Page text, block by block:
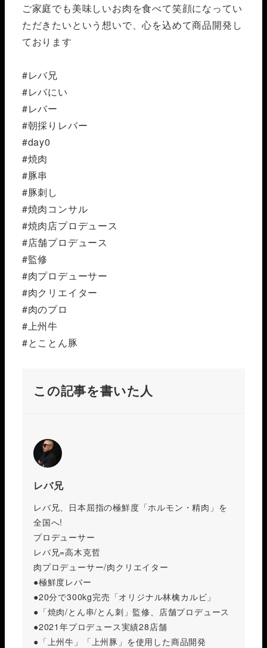
ご家庭でも美味しいお肉を食べて笑顔になってい
ただきたい️という想いで、心を込めて商品開発し
ております
#レバ兄
#レバにい
#レバー
#朝採りレバー
#day0
#焼肉
#豚串
#豚刺し
#焼肉コンサル
#焼肉店プロデュース
#店舗プロデュース
#監修
#肉プロデューサー
#肉クリエイター
#肉のプロ
#上州牛
#とことん豚
この記事を書いた人
レバ兄
レバ兄、日本屈指の極鮮度「ホルモン・精肉」を
全国へ!
プロデューサー
レバ兄=高木克哲
肉プロデューサー/肉クリエイター
●極鮮度レバー
●20分で300kg完売「オリジナル林檎カルビ」
●「焼肉/とん串/とん刺」監修、店舗プロデュース
●2021年プロデュース実績28店舗
●「上州牛」「上州豚」を使用した商品開発